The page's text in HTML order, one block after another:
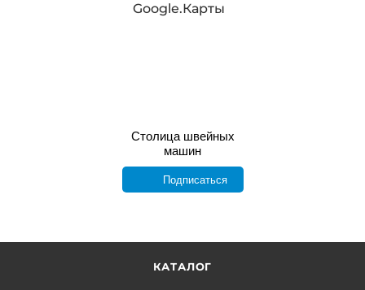
Google.Карты
Столица швейных
машин
Подписаться
КАТАЛОГ